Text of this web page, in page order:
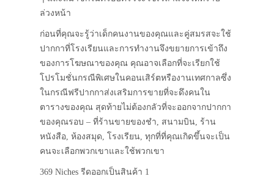
ล่วงหน้า
ก่อนที่คุณจะรู้ว่าเด็กคนงานของคุณและคู่สมรสจะใช้
ปากกาที่โรงเรียนและการทำงานจึงขยายการเข้าถึง
ของการโฆษณาของคุณ คุณอาจเลือกที่จะเรียกใช้
โปรโมชั่นกรณีพิเศษในคอนเสิร์ตหรืองานเทศกาลซึ่ง
ในกรณีฟรีปากกาส่งเสริมการขายที่จะดึงคนใน
ตารางของคุณ สุดท้ายไม่ต้องกลัวที่จะออกจากปากกา
ของคุณรอบ – ที่ร้านขายของชำ, สนามบิน, ร้าน
หนังสือ, ห้องสมุด, โรงเรียน, ทุกที่ที่คุณเกิดขึ้นจะเป็น
คนจะเลือกพวกเขาและใช้พวกเขา
369 Niches รีดออกเป็นสินค้า 1